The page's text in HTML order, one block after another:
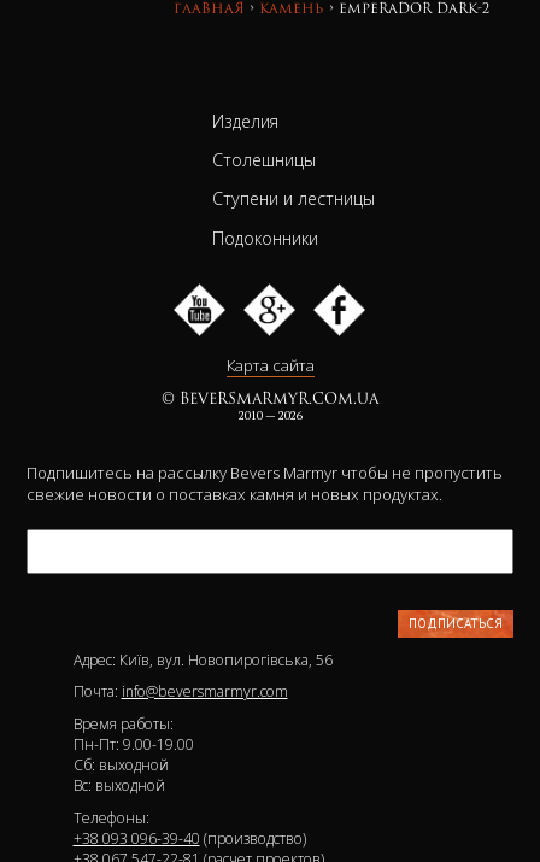
Главная › камень › Emperador Dark-2
Изделия
Столешницы
Ступени и лестницы
Подоконники
Карта сайта
© BEVERSMARMYR.COM.UA
2010 — 2026
Подпишитесь на рассылку Bevers Marmyr чтобы не пропустить
свежие новости о поставках камня и новых продуктах.
Адрес: Київ, вул. Новопирогівська, 56
Почта: info@beversmarmyr.com
Время работы:
Пн-Пт: 9.00-19.00
Сб: выходной
Вс: выходной
Телефоны:
+38 093 096-39-40 (производство)